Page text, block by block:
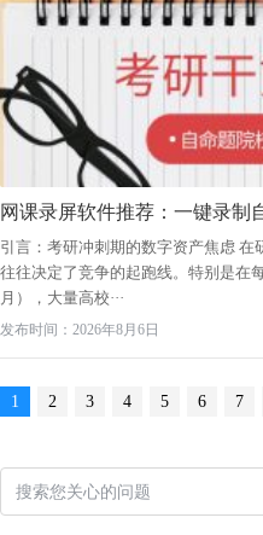
网课录屏软件推荐：一键录制
引言：考研冲刺期的数字资产焦虑
往往决定了竞争的起跑线。特别是在
月），大量高校···
发布时间：2026年8月6日
1 2 3 4 5 6 7